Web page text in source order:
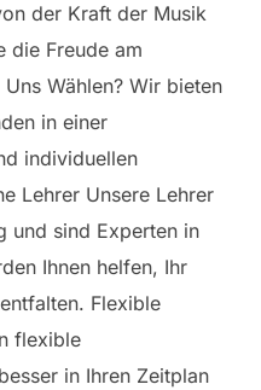
der Kraft der Musik
die Freude am
Wählen? Wir bieten
in einer
individuellen
Lehrer Unsere Lehrer
und sind Experten in
Ihnen helfen, Ihr
Flexible
flexible
in Ihren Zeitplan